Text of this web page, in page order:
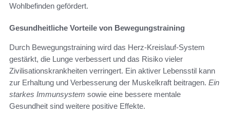
Wohlbefinden gefördert.
Gesundheitliche Vorteile von Bewegungstraining
Durch Bewegungstraining wird das Herz-Kreislauf-System
gestärkt, die Lunge verbessert und das Risiko vieler
Zivilisationskrankheiten verringert. Ein aktiver Lebensstil kann
zur Erhaltung und Verbesserung der Muskelkraft beitragen. Ein
starkes Immunsystem sowie eine bessere mentale
Gesundheit sind weitere positive Effekte.